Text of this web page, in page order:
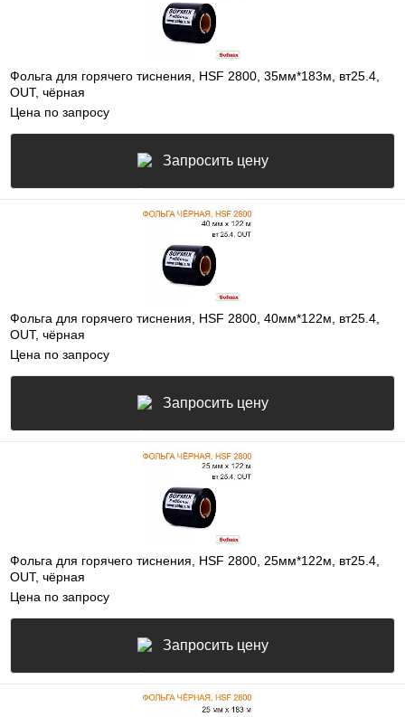
Фольга для горячего тиснения, HSF 2800, 35мм*183м, вт25.4,
OUT, чёрная
Цена по запросу
Запросить цену
Фольга для горячего тиснения, HSF 2800, 40мм*122м, вт25.4,
OUT, чёрная
Цена по запросу
Запросить цену
Фольга для горячего тиснения, HSF 2800, 25мм*122м, вт25.4,
OUT, чёрная
Цена по запросу
Запросить цену